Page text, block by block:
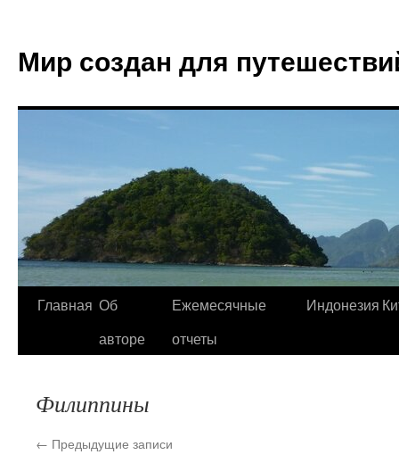
Мир создан для
Главная Об
авторе
Ежемесячные
отчеты
Индонезия
Филиппины
← Предыдущие записи